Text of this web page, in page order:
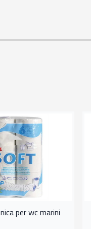
per wc marini